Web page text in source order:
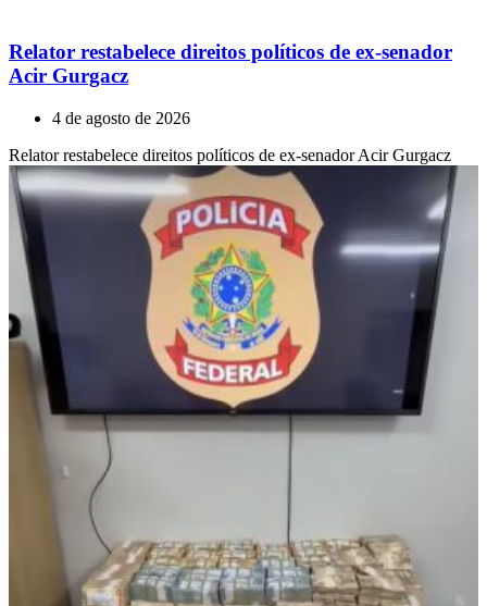
Relator restabelece direitos políticos de ex-senador
Acir Gurgacz
4 de agosto de 2026
Relator restabelece direitos políticos de ex-senador Acir Gurgacz